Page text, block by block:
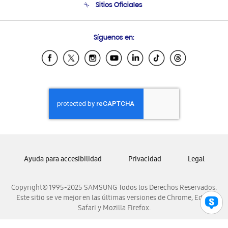
Condiciones de Compra
Soporte vía eMail
Sitios Oficiales
Samsung Ecuador
Samsung El Salvador
Samsung Honduras
Samsung Nicaragua
Samsung Panamá
Samsung Venezuela
Síguenos en:
Copyright© 1995-2025 SAMSUNG Todos los Derechos Reservados.
Este sitio se ve mejor en las últimas versiones de Chrome, Edge,
Safari y Mozilla Firefox.
Ayuda para accesibilidad Privacidad Legal